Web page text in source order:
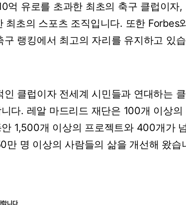
억 유로를 초과한 최초의 축구 클럽이자,
최초의 스포츠 조직입니다. 또한 Forbes
구 랭킹에서 최고의 자리를 유지하고 있
인 클럽이자 전세계 시민들과 연대하는
다. 레알 마드리드 재단은 100개 이상의
1,500개 이상의 프로젝트와 400개가
만 명 이상의 사람들의 삶을 개선해 왔습
니다